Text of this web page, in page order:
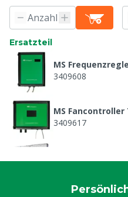
Ersatzteil
MS
3409608
MS Fancontroller
3409617